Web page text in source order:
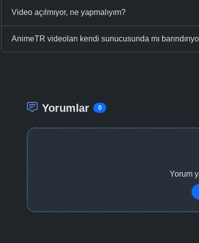
Video açılmıyor, ne yapmalıyım?
AnimeTR videoları kendi sunucusunda mı
Yorumlar 0
Yorum